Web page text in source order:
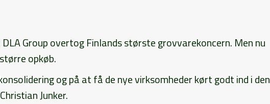
Group overtog Finlands største grovvarekoncern. Men nu
opkøb.
og på at få de nye virksomheder kørt godt ind i den
Junker.